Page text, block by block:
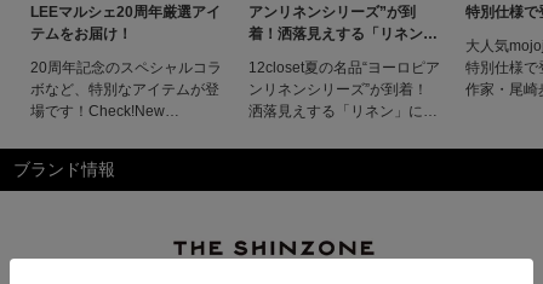
LEEマルシェ20周年厳選アイ
テムをお届け！
20周年記念のスペシャルコラ
ボなど、特別なアイテムが登
場です！Check!New
注】STEADY BAG MINI
SHORT
JANE W¥14,300【LEEマル
シェ20th
アンリネンシリーズ”が到
着！洒落見えする「リネン」
12closet夏の名品“ヨーロピア
ンリネンシリーズ”が到着！
洒落見えする「リネン」に夢
ン」に夢中ですフランスやベ
気シリーズ。４シーズン目の
今季は、自宅ケア可能な気軽
特別仕様で
大人気
特別仕様で
作家・尾崎
が初コラボ
雰囲気は、
ブランド情報